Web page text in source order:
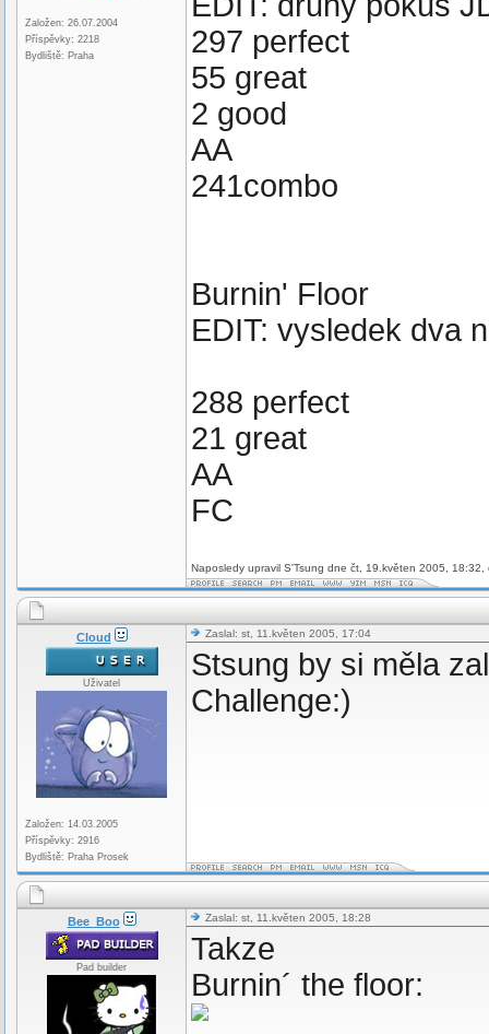
Založen: 26.07.2004
Příspěvky: 2218
Bydliště: Praha
297 perfect
55 great
2 good
AA
241combo
Burnin' Floor
EDIT: vysledek dva
288 perfect
21 great
AA
FC
Naposledy upravil S'Tsung dne čt, 19.květen 2005, 18:32,
Cloud
Uživatel
Založen: 14.03.2005
Příspěvky: 2916
Bydliště: Praha Prosek
Zaslal: st, 11.květen 2005, 17:04
Stsung by si měla
Challenge:)
Bee_Boo
Pad builder
Zaslal: st, 11.květen 2005, 18:28
Takze
Burnin´ the floor: